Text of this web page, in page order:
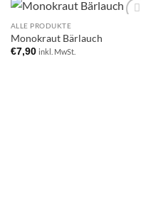
ALLE PRODUKTE
Monokraut Bärlauch
€7,90 inkl. MwSt.